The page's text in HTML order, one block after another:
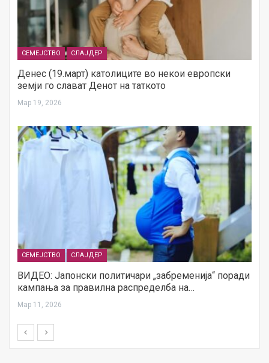
СЕМЕЈСТВО СЛАЈДЕР
Денес (19.март) католиците во некои европски
земји го слават Денот на таткото
Мар 19, 2026
СЕМЕЈСТВО СЛАЈДЕР
ВИДЕО: Јапонски политичари „забременија“ поради
кампања за правилна распределба на…
Мар 11, 2026